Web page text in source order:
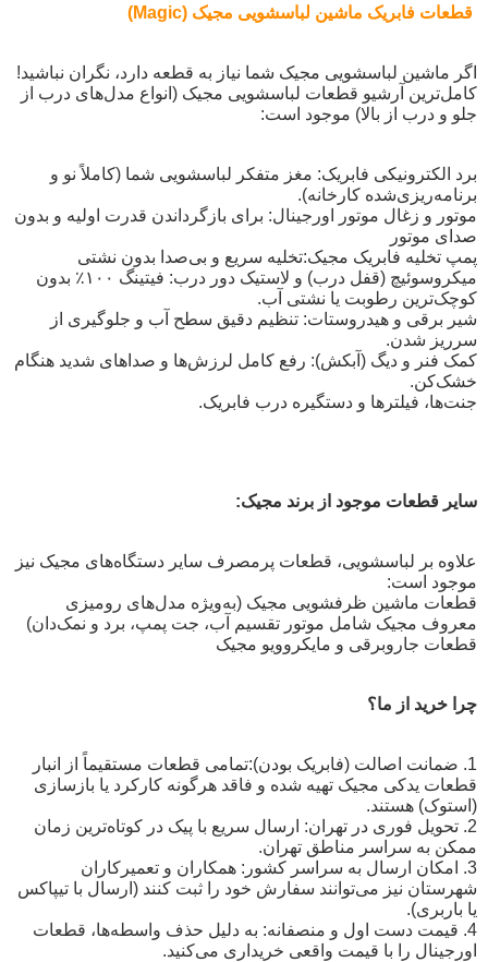
قطعات فابریک ماشین لباسشویی مجیک (Magic)
اگر ماشین لباسشویی مجیک شما نیاز به قطعه دارد، نگران نباشید!
کامل‌ترین آرشیو قطعات لباسشویی مجیک (انواع مدل‌های درب از
جلو و درب از بالا) موجود است:
برد الکترونیکی فابریک: مغز متفکر لباسشویی شما (کاملاً نو و
برنامه‌ریزی‌شده کارخانه).
موتور و زغال موتور اورجینال: برای بازگرداندن قدرت اولیه و بدون
صدای موتور
پمپ تخلیه فابریک مجیک:تخلیه سریع و بی‌صدا بدون نشتی
میکروسوئیچ (قفل درب) و لاستیک دور درب: فیتینگ ۱۰۰٪ بدون
کوچک‌ترین رطوبت یا نشتی آب.
شیر برقی و هیدروستات: تنظیم دقیق سطح آب و جلوگیری از
سرریز شدن.
کمک فنر و دیگ (آبکش): رفع کامل لرزش‌ها و صداهای شدید هنگام
خشک‌کن.
جنت‌ها، فیلترها و دستگیره درب فابریک.
سایر قطعات موجود از برند مجیک:
علاوه بر لباسشویی، قطعات پرمصرف سایر دستگاه‌های مجیک نیز
موجود است:
قطعات ماشین ظرفشویی مجیک (به‌ویژه مدل‌های رومیزی
معروف مجیک شامل موتور تقسیم آب، جت پمپ، برد و نمک‌دان)
قطعات جاروبرقی و مایکروویو مجیک
چرا خرید از ما؟
1. ضمانت اصالت (فابریک بودن):تمامی قطعات مستقیماً از انبار
قطعات یدکی مجیک تهیه شده و فاقد هرگونه کارکرد یا بازسازی
(استوک) هستند.
2. تحویل فوری در تهران: ارسال سریع با پیک در کوتاه‌ترین زمان
ممکن به سراسر مناطق تهران.
3. امکان ارسال به سراسر کشور: همکاران و تعمیرکاران
شهرستان نیز می‌توانند سفارش خود را ثبت کنند (ارسال با تیپاکس
یا باربری).
4. قیمت دست اول و منصفانه: به دلیل حذف واسطه‌ها، قطعات
اورجینال را با قیمت واقعی خریداری می‌کنید.